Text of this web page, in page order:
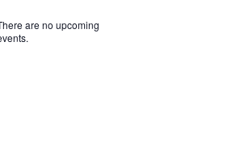
are no upcoming